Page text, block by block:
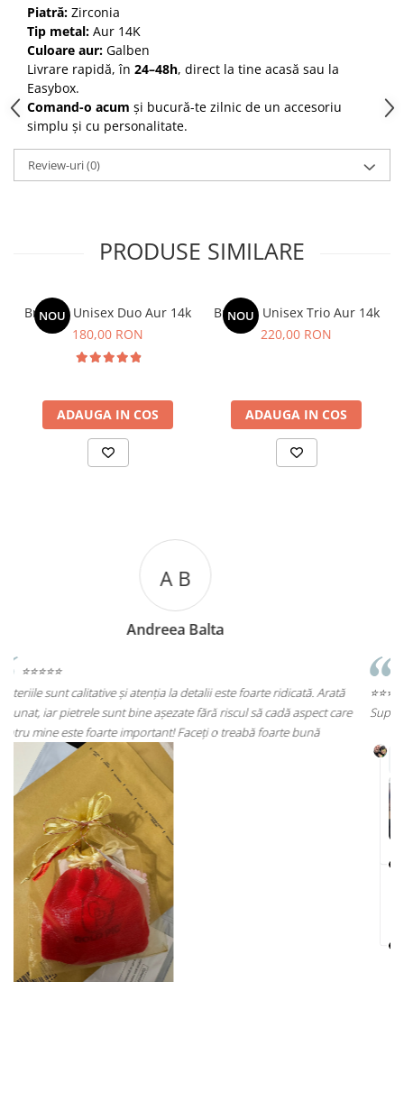
Piatră: Zirconia
Tip metal: Aur 14K
Culoare aur: Galben
Livrare rapidă, în 24–48h, direct la tine acasă sau la
Easybox.
Comand-o acum și bucură-te zilnic de un accesoriu
simplu și cu personalitate.
Review-uri(0)
PRODUSE SIMILARE
NOU
Bratara Unisex Duo Aur 14k
180,00 RON
ADAUGA IN COS
NOU
Bratara Unisex Trio Aur 14k
220,00 RON
ADAUGA IN COS
care
Andreea Cicu
⭐⭐⭐⭐⭐
Super mulțumită!! Sunt superbi cerceii!!!